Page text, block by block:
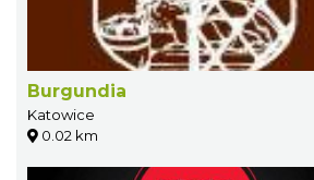
Burgundia
Katowice
0.02 km